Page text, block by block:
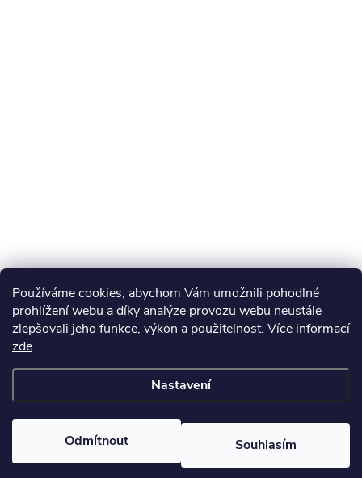
Používáme cookies, abychom Vám umožnili pohodlné
prohlížení webu a díky analýze provozu webu neustále
zlepšovali jeho funkce, výkon a použitelnost. Více informací
zde.
Nastavení
Odmítnout Souhlasím